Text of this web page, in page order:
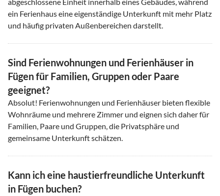
ein Ferienhaus eine eigenständige Unterkunft mit mehr Platz
und häufig privaten Außenbereichen darstellt.
Sind Ferienwohnungen und Ferienhäuser in
Fügen für Familien, Gruppen oder Paare
geeignet?
Absolut! Ferienwohnungen und Ferienhäuser bieten flexible
Wohnräume und mehrere Zimmer und eignen sich daher für
Familien, Paare und Gruppen, die Privatsphäre und
gemeinsame Unterkunft schätzen.
Kann ich eine haustierfreundliche Unterkunft
in Fügen buchen?